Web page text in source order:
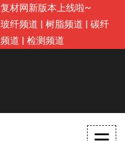
复材网新版本上线啦~
玻纤频道 | 树脂频道 | 碳纤
频道 | 检测频道